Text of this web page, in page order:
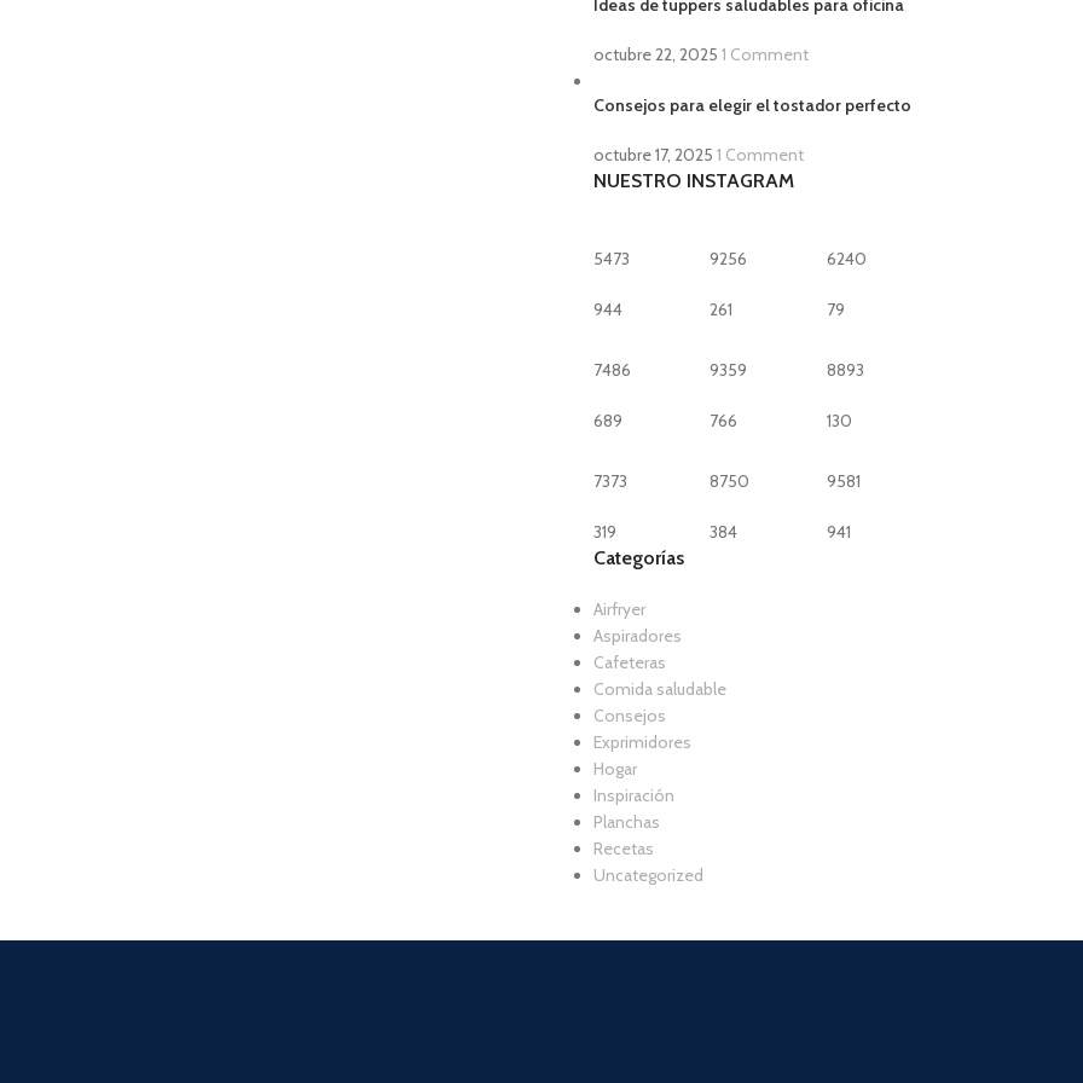
Ideas de tuppers saludables para oficina
octubre 22, 2025 1 Comment
Consejos para elegir el tostador perfecto
octubre 17, 2025 1 Comment
NUESTRO INSTAGRAM
5473
944
9256
261
6240
79
7486
689
9359
766
8893
130
7373
319
8750
384
9581
941
Categorías
Airfryer
Aspiradores
Cafeteras
Comida saludable
Consejos
Exprimidores
Hogar
Inspiración
Planchas
Recetas
Uncategorized